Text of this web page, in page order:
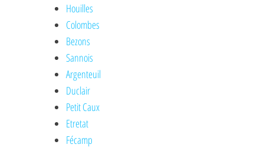
Houilles
Colombes
Bezons
Sannois
Argenteuil
Duclair
Petit Caux
Etretat
Fécamp